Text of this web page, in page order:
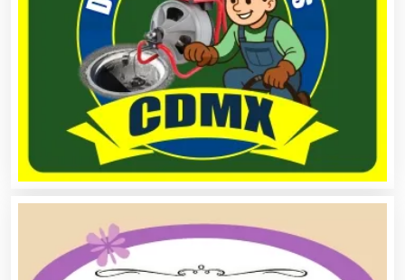
Artículos para Regalos
Artículos Personales
Artículos Publicitarios
Asesores Técnicos